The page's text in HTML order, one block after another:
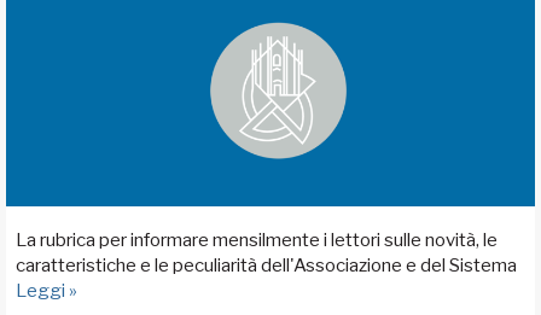
La rubrica per informare mensilmente i lettori sulle novità, le
caratteristiche e le peculiarità dell'Associazione e del Sistema
Leggi »